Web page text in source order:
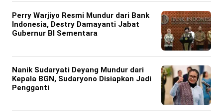
Perry Warjiyo Resmi Mundur dari Bank
Indonesia, Destry Damayanti Jabat
Gubernur BI Sementara
Nanik Sudaryati Deyang Mundur dari
Kepala BGN, Sudaryono Disiapkan Jadi
Pengganti